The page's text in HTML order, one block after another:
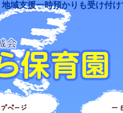
域支援一時預かりも受け付け
プページ 一